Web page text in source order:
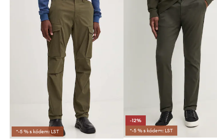
*-5 % s kódem: LST
-12%
*-5 % s kódem: LST